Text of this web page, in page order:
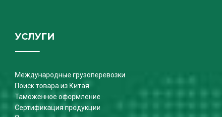
УСЛУГИ
Международные грузоперевозки
Поиск товара из Китая
Таможенное оформление
Сертификация продукции